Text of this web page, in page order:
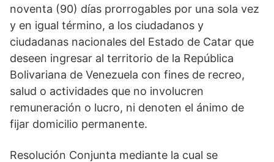
noventa (90) días prorrogables por una sola vez
y en igual término, a los ciudadanos y
ciudadanas nacionales del Estado de Catar que
deseen ingresar al territorio de la República
Bolivariana de Venezuela con fines de recreo,
salud o actividades que no involucren
remuneración o lucro, ni denoten el ánimo de
fijar domicilio permanente.
Resolución Conjunta mediante la cual se